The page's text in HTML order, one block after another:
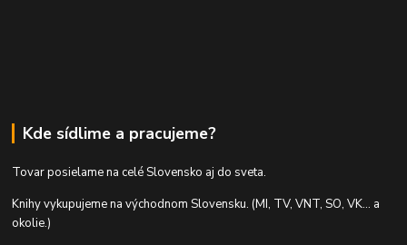
Kde sídlime a pracujeme?
Tovar posielame na celé Slovensko aj do sveta.
Knihy vykupujeme na východnom Slovensku. (MI, TV, VNT, SO, VK... a
okolie.)